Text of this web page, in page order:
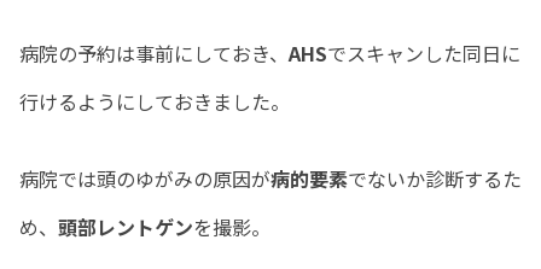
病院の予約は事前にしておき、AHSでスキャンした同日に
行けるようにしておきました。
病院では頭のゆがみの原因が病的要素でないか診断するた
め、 頭部レントゲンを撮影。